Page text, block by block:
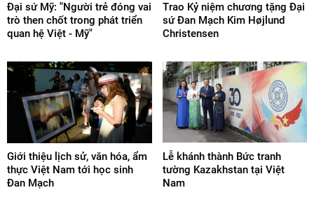
Đại sứ Mỹ: "Người trẻ đóng vai
trò then chốt trong phát triển
quan hệ Việt - Mỹ"
Trao Kỷ niệm chương tặng Đại
sứ Đan Mạch Kim Højlund
Christensen
Giới thiệu lịch sử, văn hóa, ẩm
thực Việt Nam tới học sinh
Đan Mạch
Lễ khánh thành Bức tranh
tường Kazakhstan tại Việt
Nam